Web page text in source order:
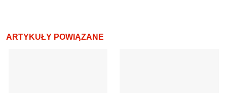
ARTYKUŁY POWIĄZANE